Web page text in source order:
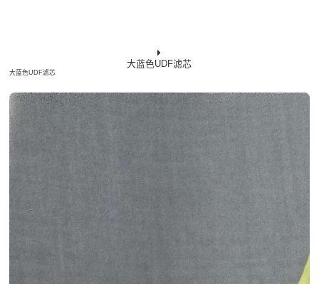
大蓝色UDF滤芯
大蓝色UDF滤芯